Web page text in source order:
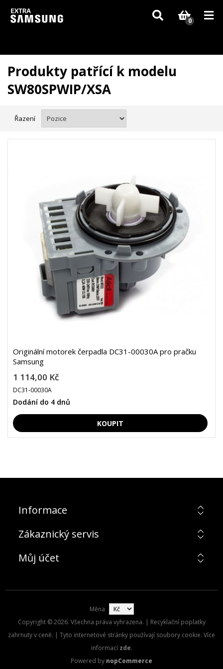
Vzhledem k aktuální situaci se může dodání dílů, které nejsou skladem,
zpozdit. Děkujeme za pochopení.
0
Produkty patřící k modelu
SW80SPWIP/XSA
Řazení
Originální motorek čerpadla DC31-00030A pro pračku
Samsung
1 114,00 Kč
DC31-00030A
Dodání do 4 dnů
Informace
Zákaznický servis
Můj účet
Měna
Copyright © 2026. Všechna práva vyhrazena. | Recyklační poplatky
zahrnuty v ceně. | Tyto internetové stránky používají soubory cookie. Více
informací zde.
Powered by nopCommerce